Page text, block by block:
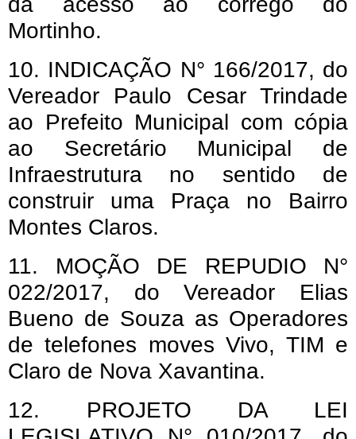
Mortinho.
10. INDICAÇÃO N° 166/2017, do
Vereador Paulo Cesar Trindade
ao Prefeito Municipal com cópia
ao Secretário Municipal de
Infraestrutura no sentido de
construir uma Praça no Bairro
Montes Claros.
11. MOÇÃO DE REPUDIO N°
022/2017, do Vereador Elias
Bueno de Souza as Operadores
de telefones moves Vivo, TIM e
Claro de Nova Xavantina.
12. PROJETO DA LEI